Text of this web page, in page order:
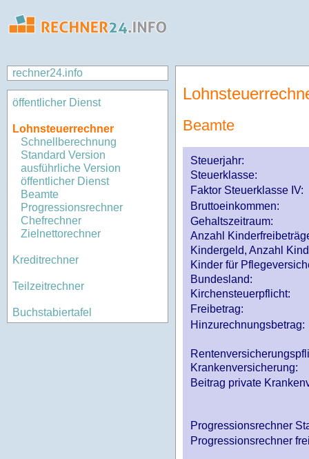
rechner24.info
öffentlicher Dienst
Lohnsteuerrechner
Schnellberechnung
Standard Version
ausführliche Version
öffentlicher Dienst
Beamte
Progressionsrechner
Chefrechner
Zielnettorechner
Kreditrechner
Teilzeitrechner
Buchstabiertafel
Beamte
Steuerjahr:
Steuerklasse:
Faktor Steuerklasse IV:
Bruttoeinkommen:
Gehaltszeitraum:
Anzahl
Kindergeld, Anzahl
Kinder für
Bundesland:
Kirchensteuerpflicht:
Freibetrag:
Hinzurechnungsbetrag:
Krankenversicherung:
Beitrag private
Progressionsrechner
Progressionsrechner